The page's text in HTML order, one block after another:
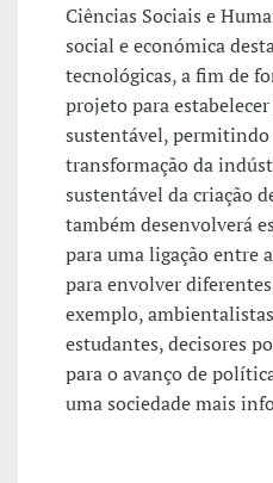
Ciências Sociais e
social e económica
tecnológicas, a fim de
projeto para
sustentável,
transformação da
sustentável da criação
também desenvolverá
para uma ligação entre
para envolver
exemplo,
estudantes, decisores
para o avanço de
uma sociedade mais